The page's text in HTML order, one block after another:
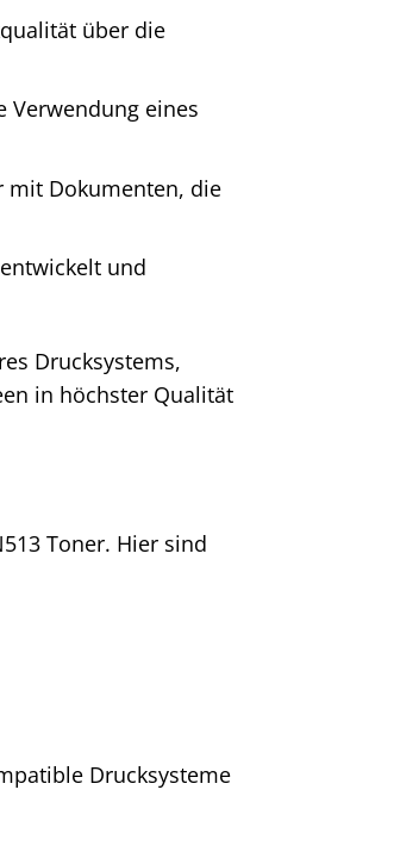
über die
Verwendung eines
mit Dokumenten, die
und
Drucksystems,
in höchster Qualität
Toner. Hier sind
Drucksysteme